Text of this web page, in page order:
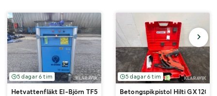
5 dagar 6 tim
Hetvattenfläkt El-Björn TF50HWI
5 dagar 6 tim
Betongspikpistol Hilti GX 120-